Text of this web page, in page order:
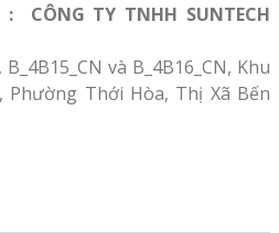
TY TNHH SUNTECH
B_4B15_CN và B_4B16_CN, Khu
Phường Thới Hòa, Thị Xã Bến